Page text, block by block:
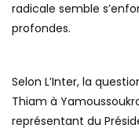
radicale semble
profondes.
Selon L’Inter, la
Thiam à
représentant du